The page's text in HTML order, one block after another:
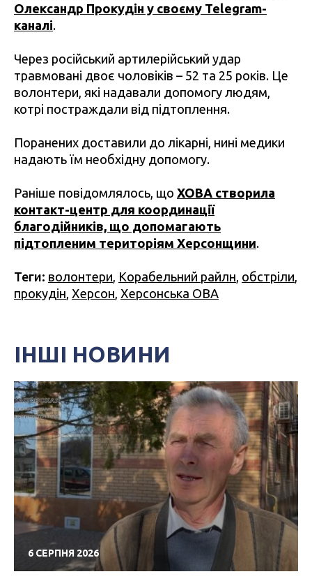
Олександр Прокудін у своєму Telegram-
каналі.
Через російський артилерійський удар
травмовані двоє чоловіків – 52 та 25 років. Це
волонтери, які надавали допомогу людям,
котрі постраждали від підтоплення.
Поранених доставили до лікарні, нині медики
надають їм необхідну допомогу.
Раніше повідомлялось, що ХОВА створила
контакт-центр для координації
благодійників, що допомагають
підтопленим територіям Херсонщини.
Теги: волонтери Корабельний райлн обстріли
прокудін Херсон Херсонська ОВА
ІНШІ НОВИНИ
6 СЕРПНЯ 2026